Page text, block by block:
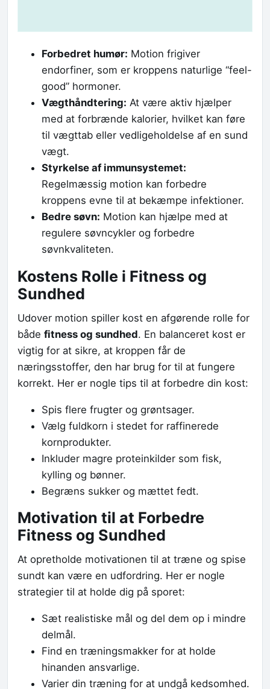
Forbedret humør: Motion frigiver
endorfiner, som er kroppens naturlige “feel-
good” hormoner.
Vægthåndtering: At være aktiv hjælper
med at forbrænde kalorier, hvilket kan føre
til vægttab eller vedligeholdelse af en sund
vægt.
Styrkelse af immunsystemet:
Regelmæssig motion kan forbedre
kroppens evne til at bekæmpe infektioner.
Bedre søvn: Motion kan hjælpe med at
regulere søvncykler og forbedre
søvnkvaliteten.
Kostens Rolle i Fitness og
Sundhed
Udover motion spiller kost en afgørende rolle for
både fitness og sundhed. En balanceret kost er
vigtig for at sikre, at kroppen får de
næringsstoffer, den har brug for til at fungere
korrekt. Her er nogle tips til at forbedre din kost:
Spis flere frugter og grøntsager.
Vælg fuldkorn i stedet for raffinerede
kornprodukter.
Inkluder magre proteinkilder som fisk,
kylling og bønner.
Begræns sukker og mættet fedt.
Motivation til at Forbedre
Fitness og Sundhed
At opretholde motivationen til at træne og spise
sundt kan være en udfordring. Her er nogle
strategier til at holde dig på sporet:
Sæt realistiske mål og del dem op i mindre
delmål.
Find en træningsmakker for at holde
hinanden ansvarlige.
Varier din træning for at undgå kedsomhed.